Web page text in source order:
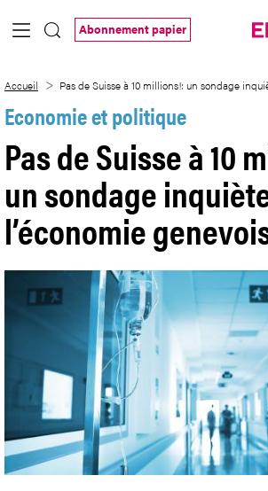
Saut au contenu principal
Abonnement papier
Accueil Pas de Suisse à 10 millions!: un sondage
Economie et politique
Pas de Suisse à 10
un sondage
l’économie